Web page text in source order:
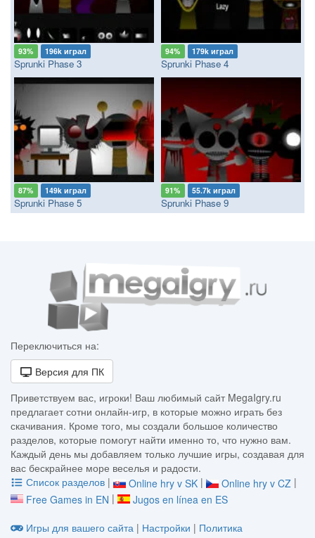
93% 196k играл
Sprunki Phase 3
94% 179k играл
Sprunki Phase 4
87% 149k играл
Sprunki Phase 5
91% 55.7k играл
Sprunki Phase 9
Переключиться на:
Версия для ПК
Приветствуем вас, игроки! Ваш любимый сайт MegaIgry.ru
предлагает сотни онлайн-игр, в которые можно играть без
скачивания. Кроме того, мы создали большое количество
разделов, которые помогут найти именно то, что нужно вам.
Каждый день мы добавляем только лучшие игры, создавая для
вас бескрайнее море веселья и радости.
Список разделов | Online hry v SK | Online hry v CZ |
Free Games in EN |
Jugos en línea en ES
Игры для вашего сайта | Настройки | Политика